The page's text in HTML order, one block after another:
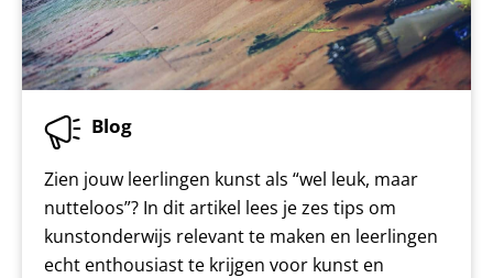
Blog
Zien jouw leerlingen kunst als “wel leuk, maar
nutteloos”? In dit artikel lees je zes tips om
kunstonderwijs relevant te maken en leerlingen
echt enthousiast te krijgen voor kunst en